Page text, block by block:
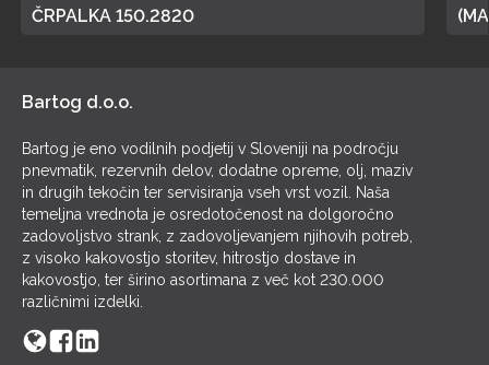
ČRPALKA 150.2820
Bartog d.o.o.
Bartog je eno vodilnih podjetij v Sloveniji na področju
pnevmatik, rezervnih delov, dodatne opreme, olj, maziv
in drugih tekočin ter servisiranja vseh vrst vozil. Naša
temeljna vrednota je osredotočenost na dolgoročno
zadovoljstvo strank, z zadovoljevanjem njihovih potreb,
z visoko kakovostjo storitev, hitrostjo dostave in
kakovostjo, ter širino asortimana z več kot 230.000
različnimi izdelki.